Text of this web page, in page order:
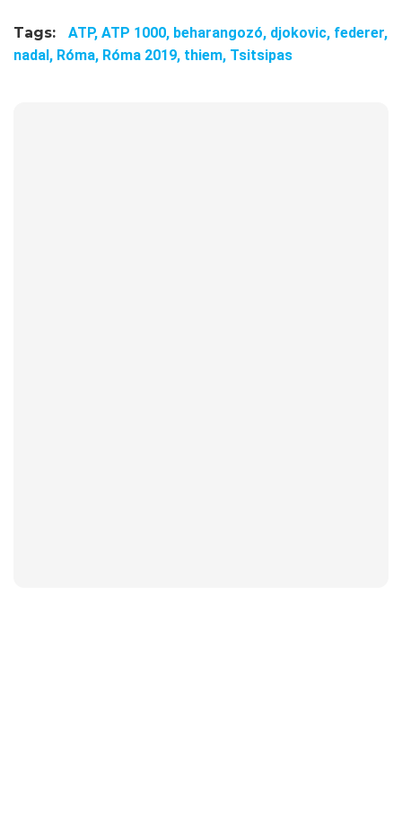
Tags: ATP, ATP 1000, beharangozó, djokovic, federer,
nadal, Róma, Róma 2019, thiem, Tsitsipas